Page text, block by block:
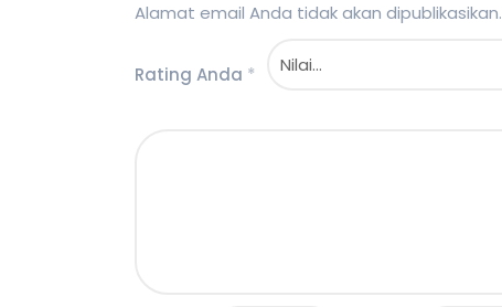
Alamat email Anda tidak akan dipublikasikan.
Rating Anda *